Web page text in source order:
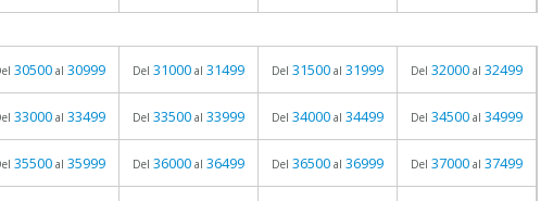
30500 al 30999 Del 31000 al 31499 Del 31500 al 31999 Del 32000 al 32499
33000 al 33499 Del 33500 al 33999 Del 34000 al 34499 Del 34500 al 34999
35500 al 35999 Del 36000 al 36499 Del 36500 al 36999 Del 37000 al 37499